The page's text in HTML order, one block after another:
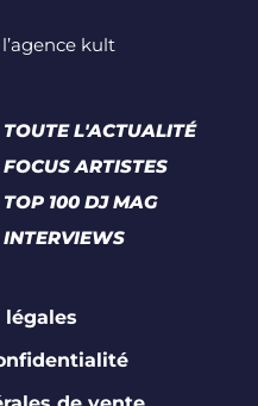
l’agence kult
TOUTE L'ACTUALITÉ
FOCUS ARTISTES
TOP 100 DJ MAG
INTERVIEWS
légales